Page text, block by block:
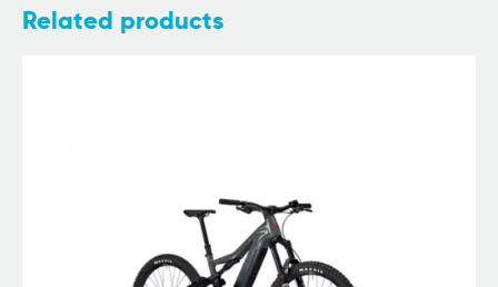
Related products